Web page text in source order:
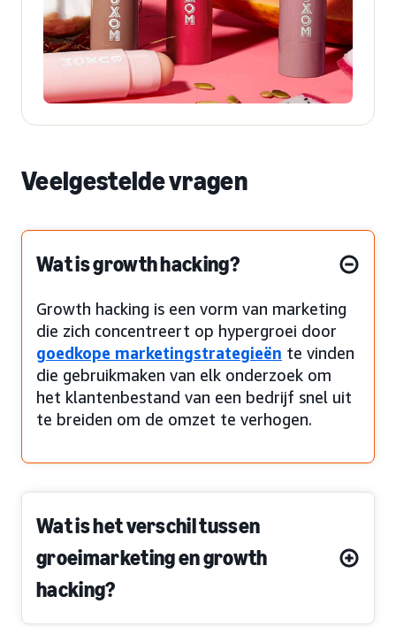
Veelgestelde vragen
Wat is growth hacking?
Growth hacking is een vorm van marketing
die zich concentreert op hypergroei door
goedkope marketingstrategieën te vinden
die gebruikmaken van elk onderzoek om
het klantenbestand van een bedrijf snel uit
te breiden om de omzet te verhogen.
Wat is het verschil tussen
groeimarketing en growth
hacking?